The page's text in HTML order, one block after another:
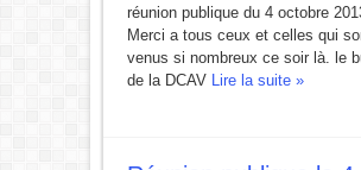
réunion publique du 4 octobre
Merci a tous ceux et celles qui
venus si nombreux ce soir là. le
de la DCAV Lire la suite »